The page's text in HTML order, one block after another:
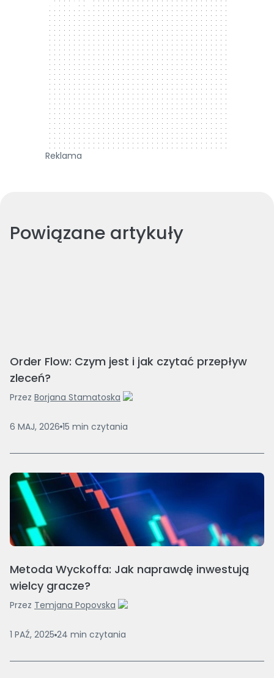
300 x 250
Reklama
Powiązane artykuły
Order Flow: Czym jest i jak czytać przepływ
zleceń?
Przez Borjana Stamatoska
6 MAJ, 2026 15 min czytania
Metoda Wyckoffa: Jak naprawdę inwestują
wielcy gracze?
Przez Temjana Popovska
1 PAŹ, 2025 24 min czytania